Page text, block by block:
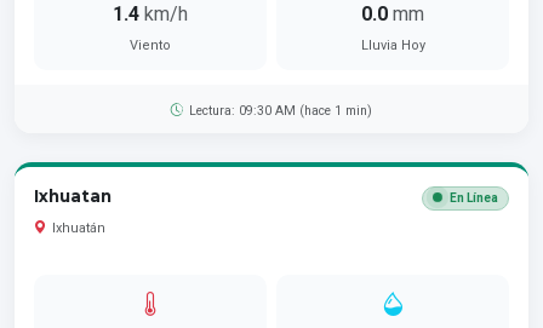
1.4 km/h
Viento
0.0 mm
Lluvia Hoy
Lectura: 09:30 AM (hace 1 min)
Ixhuatan
Ixhuatán
En Línea